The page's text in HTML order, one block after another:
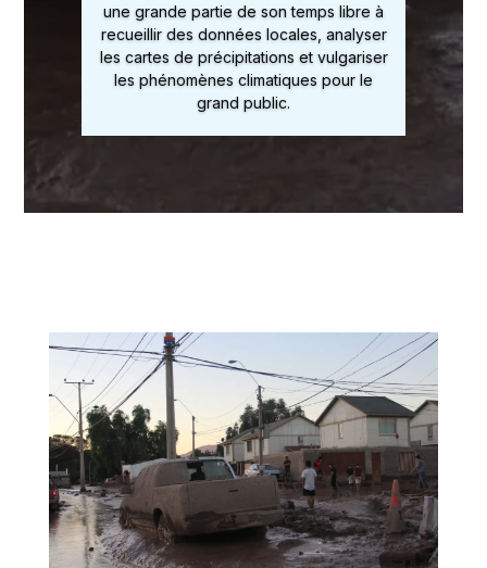
une grande partie de son temps libre à
recueillir des données locales, analyser
les cartes de précipitations et vulgariser
les phénomènes climatiques pour le
grand public.